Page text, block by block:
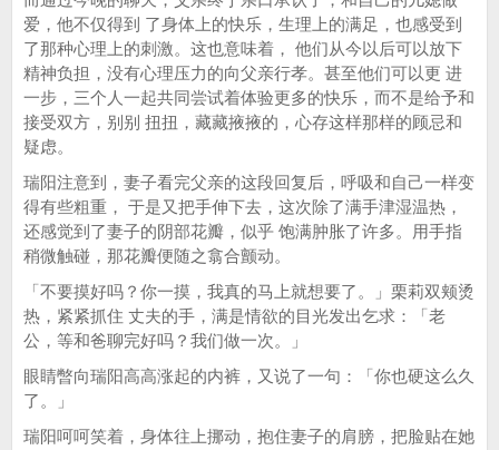
爱，他不仅得到 了身体上的快乐，生理上的满足，也感受到
了那种心理上的刺激。这也意味着， 他们从今以后可以放下
精神负担，没有心理压力的向父亲行孝。甚至他们可以更 进
一步，三个人一起共同尝试着体验更多的快乐，而不是给予和
接受双方，别别 扭扭，藏藏掖掖的，心存这样那样的顾忌和
疑虑。
瑞阳注意到，妻子看完父亲的这段回复后，呼吸和自己一样变
得有些粗重， 于是又把手伸下去，这次除了满手津湿温热，
还感觉到了妻子的阴部花瓣，似乎 饱满肿胀了许多。用手指
稍微触碰，那花瓣便随之翕合颤动。
「不要摸好吗？你一摸，我真的马上就想要了。」栗莉双颊烫
热，紧紧抓住 丈夫的手，满是情欲的目光发出乞求：「老
公，等和爸聊完好吗？我们做一次。」
眼睛暼向瑞阳高高涨起的内裤，又说了一句：「你也硬这么久
了。」
瑞阳呵呵笑着，身体往上挪动，抱住妻子的肩膀，把脸贴在她